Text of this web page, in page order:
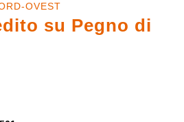
OVEST
su Pegno di